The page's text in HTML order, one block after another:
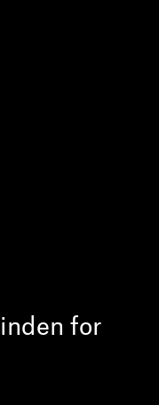
for